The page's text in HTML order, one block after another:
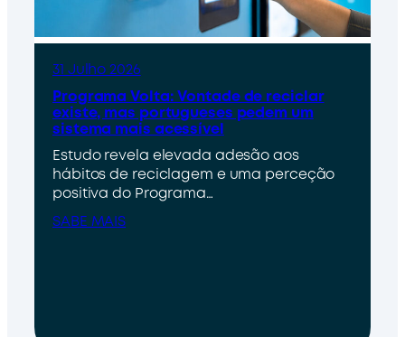
31 Julho 2026
Programa Volta: Vontade de reciclar
existe, mas portugueses pedem um
sistema mais acessível
Estudo revela elevada adesão aos
hábitos de reciclagem e uma perceção
positiva do Programa…
SABE MAIS